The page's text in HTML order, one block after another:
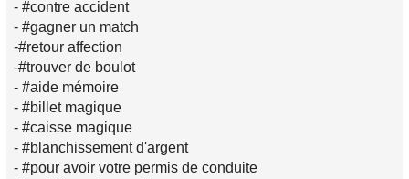
- #contre accident
- #gagner un match
-#retour affection
-#trouver de boulot
- #aide mémoire
- #billet magique
- #caisse magique
- #blanchissement d'argent
- #pour avoir votre permis de conduite